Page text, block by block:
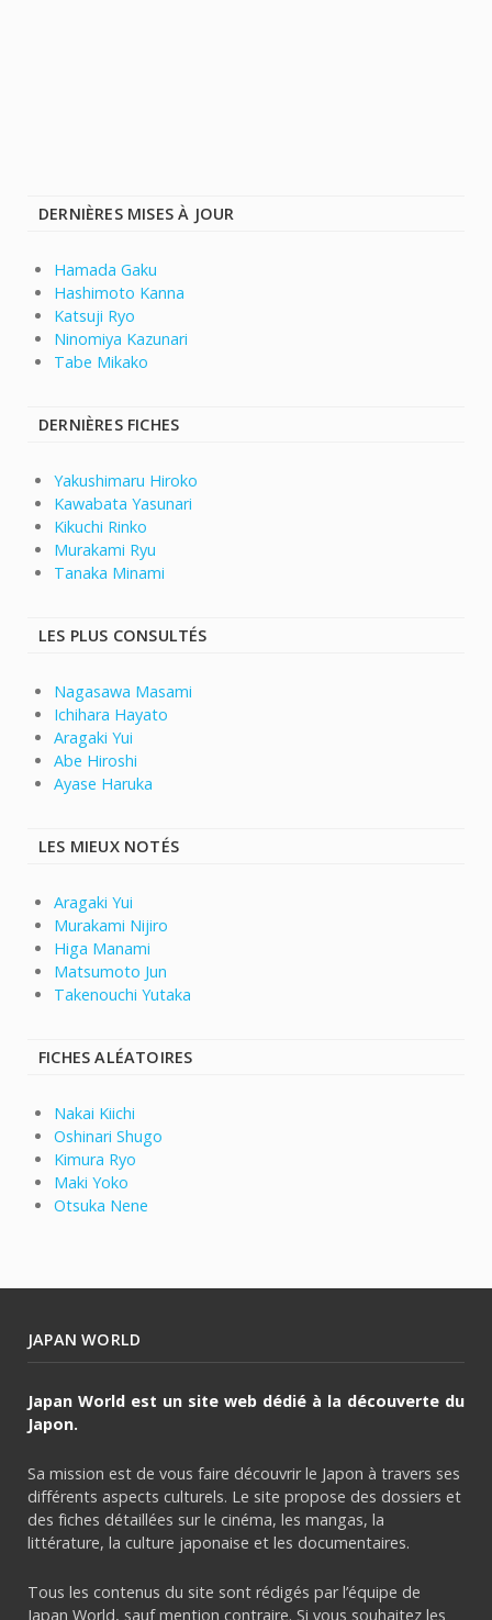
DERNIÈRES MISES À JOUR
Hamada Gaku
Hashimoto Kanna
Katsuji Ryo
Ninomiya Kazunari
Tabe Mikako
DERNIÈRES FICHES
Yakushimaru Hiroko
Kawabata Yasunari
Kikuchi Rinko
Murakami Ryu
Tanaka Minami
LES PLUS CONSULTÉS
Nagasawa Masami
Ichihara Hayato
Aragaki Yui
Abe Hiroshi
Ayase Haruka
LES MIEUX NOTÉS
Aragaki Yui
Murakami Nijiro
Higa Manami
Matsumoto Jun
Takenouchi Yutaka
FICHES ALÉATOIRES
Nakai Kiichi
Oshinari Shugo
Kimura Ryo
Maki Yoko
Otsuka Nene
JAPAN WORLD
Japan World est un site web dédié à la découverte du
Japon.
Sa mission est de vous faire découvrir le Japon à travers ses
différents aspects culturels. Le site propose des dossiers et
des fiches détaillées sur le cinéma, les mangas, la
littérature, la culture japonaise et les documentaires.
Tous les contenus du site sont rédigés par l’équipe de
Japan World, sauf mention contraire. Si vous souhaitez les